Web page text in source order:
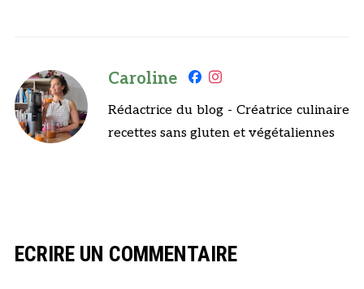
Caroline
Rédactrice du blog - Créatrice culinaire
recettes sans gluten et végétaliennes
ECRIRE UN COMMENTAIRE